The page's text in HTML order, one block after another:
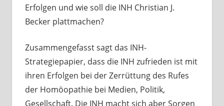
Erfolgen und wie soll die INH Christian J.
Becker plattmachen?
Zusammengefasst sagt das INH-
Strategiepapier, dass die INH zufrieden ist mit
ihren Erfolgen bei der Zerrüttung des Rufes
der Homöopathie bei Medien, Politik,
Gesellschaft. Die INH macht sich aber Sorgen